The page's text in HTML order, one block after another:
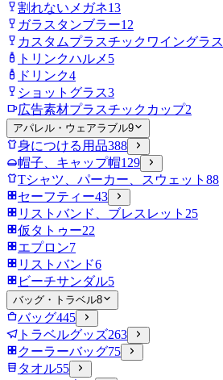
割れないメガネ13
ガラスタンブラー12
カスタムプラスチックワイングラス
トリンクハルメ 5
ドリンク4
ショットグラス3
広告素材プラスチックカップ2
アパレル・ウェアラブル9
身につける用品388
帽子、キャップ帽129
Tシャツ、パーカー、スウェット 88
セーフティー43
リストバンド、ブレスレット 25
仮タトゥー22
エプロン7
リストバンド6
ビーチサンダル5
バッグ・トラベル8
バッグ445
トラベルグッズ263
クーラーバッグ75
タオル55